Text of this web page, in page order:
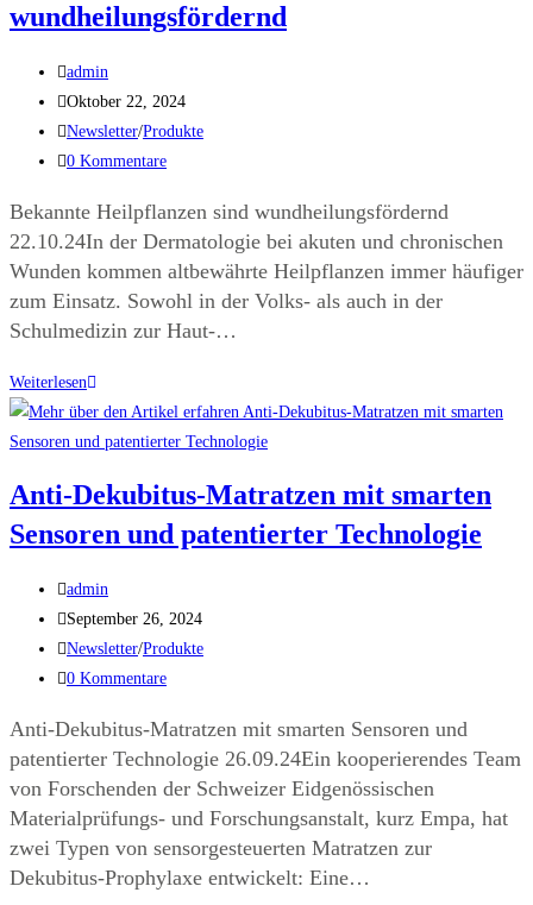
wundheilungsfördernd
admin
Oktober 22, 2024
Newsletter/Produkte
0 Kommentare
Bekannte Heilpflanzen sind wundheilungsfördernd
22.10.24In der Dermatologie bei akuten und chronischen
Wunden kommen altbewährte Heilpflanzen immer häufiger
zum Einsatz. Sowohl in der Volks- als auch in der
Schulmedizin zur Haut-…
Weiterlesen
Anti-Dekubitus-Matratzen mit smarten
Sensoren und patentierter Technologie
admin
September 26, 2024
Newsletter/Produkte
0 Kommentare
Anti-Dekubitus-Matratzen mit smarten Sensoren und
patentierter Technologie 26.09.24Ein kooperierendes Team
von Forschenden der Schweizer Eidgenössischen
Materialprüfungs- und Forschungsanstalt, kurz Empa, hat
zwei Typen von sensorgesteuerten Matratzen zur
Dekubitus-Prophylaxe entwickelt: Eine…